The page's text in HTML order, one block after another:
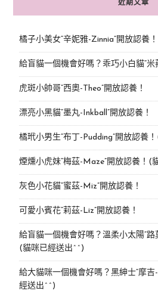
近期文章
橘子小美女“辛妮雅-Zinnia”開放認養！
給盲貓一個機會好嗎？乖巧小白貓“米
虎斑小帥哥“西奧-Theo”開放認養！
漂亮小黑貓“墨丸-Inkball”開放認養！
橘玳小男生“布丁-Pudding”開放認養
煙燻小虎妹“梅茲-Maze”開放認養！(
灰色小花貓“蜜茲-Miz”開放認養！
可愛小賓花“莉茲-Liz”開放認養！
給盲貓一個機會好嗎？溫柔小太陽“路
(貓咪已經送出^^)
給大貓咪一個機會好嗎？黑紳士“摩
經送出^^)